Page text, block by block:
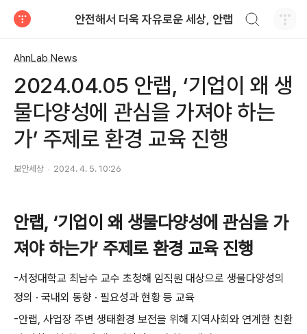
안전해서 더욱 자유로운 세상, 안랩
AhnLab News
2024.04.05 안랩, ‘기업이 왜 생
물다양성에 관심을 가져야 하는
가’ 주제로 환경 교육 진행
보안세상 2024. 4. 5. 10:26
안랩, ‘기업이 왜 생물다양성에 관심을 가
져야 하는가’ 주제로 환경 교육 진행
-서정대학교 최남수 교수 초청해 임직원 대상으로 생물다양성의
정의 · 국내외 동향 · 필요성과 현황 등 교육
-안랩, 사업장 주변 생태환경 보전을 위해 지역사회와 연계한 친환